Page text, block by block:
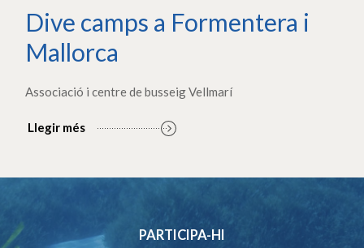
Dive camps a Formentera i
Mallorca
Associació i centre de busseig Vellmarí
Llegir més
PARTICIPA-HI